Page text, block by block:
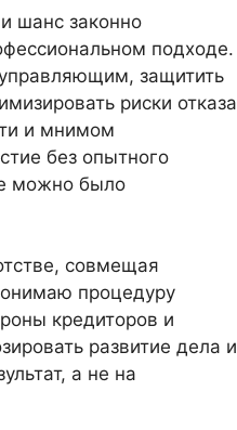
шанс законно
подходе.
защитить
риски отказа
и мнимом
без опытного
можно было
совмещая
процедуру
кредиторов и
развитие дела и
а не на